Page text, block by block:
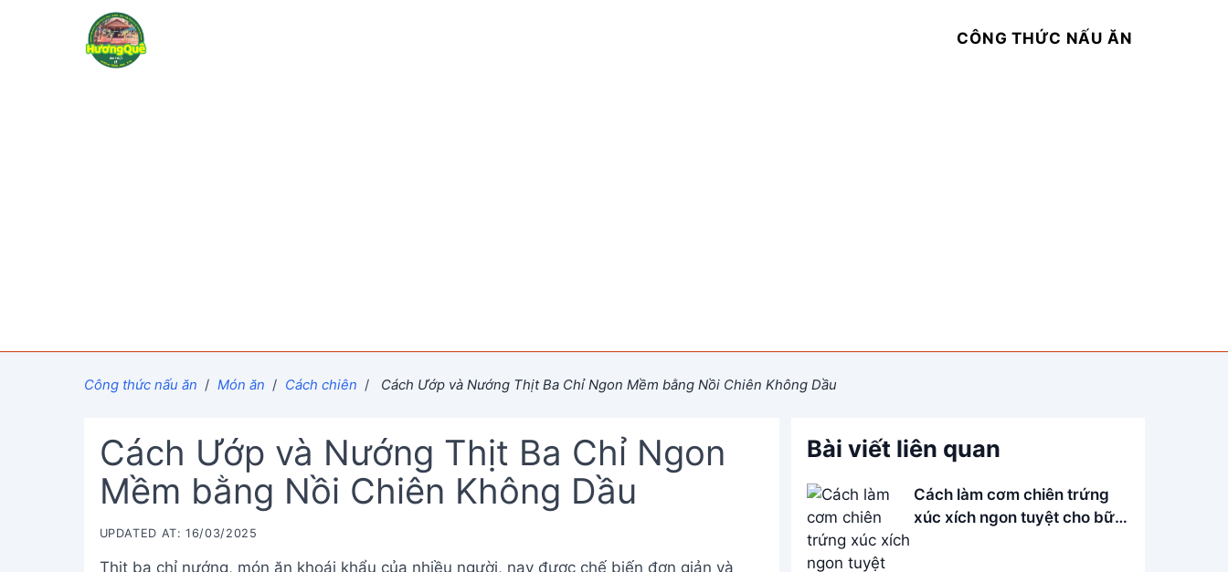
CÔNG THỨC NẤU ĂN
Công thức nấu ăn / Món ăn / Cách chiên / Cách Ướp và Nướng Thịt Ba Chỉ Ngon Mềm bằng Nồi Chiên Không Dầu
Cách Ướp và Nướng Thịt Ba Chỉ Ngon
Mềm bằng Nồi Chiên Không Dầu
UPDATED AT: 16/03/2025
Thịt ba chỉ nướng, món ăn khoái khẩu của nhiều người, nay được chế biến đơn giản và
Bài viết liên quan
Cách làm cơm chiên trứng
xúc xích ngon tuyệt cho bữa